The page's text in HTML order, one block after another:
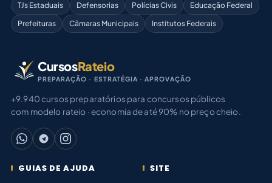
TJs Estaduais
Defensorias Polícias Civis
Educação Federal
Prefeituras
Câmaras Municipais Institutos Federais
CursosRateio
PREPARAÇÃO · ESTRATÉGIA · APROVAÇÃO
+9.940 cursos preparatórios para concursos públicos
com modelo rateio · economia de até 90% no preço cheio.
GUIAS DE AJUDA
SITE